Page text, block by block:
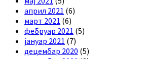
април 2021 (6)
март 2021 (6)
фебруар 2021 (5)
јануар 2021 (7)
децембар 2020 (5)